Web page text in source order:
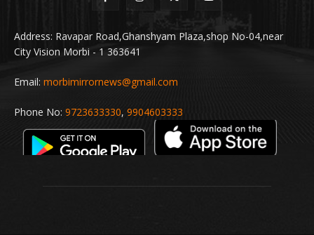
Address: Ravapar Road,Ghanshyam Plaza,shop No-04,near
City Vision Morbi - 1 363641
Email: morbimirrornews@gmail.com
Phone No: 9723633330, 9904603333